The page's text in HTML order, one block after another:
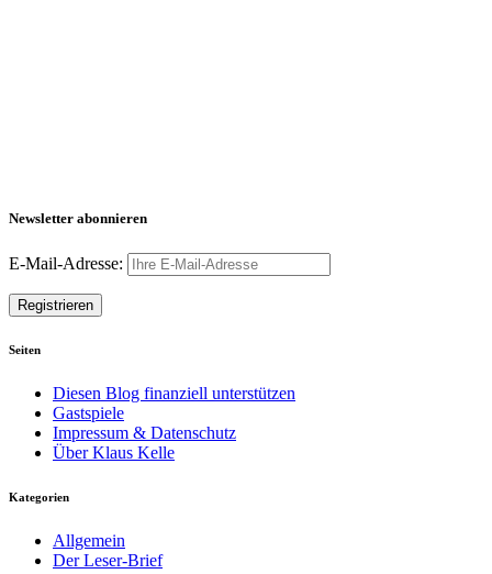
Newsletter abonnieren
E-Mail-Adresse:
Seiten
Diesen Blog finanziell unterstützen
Gastspiele
Impressum & Datenschutz
Über Klaus Kelle
Kategorien
Allgemein
Der Leser-Brief